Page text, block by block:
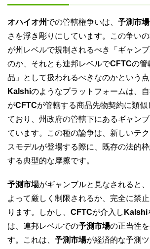
オハイオ州 での管轄権争いは、 予測市場
さを浮き彫りにしています。この争いの
が州レベルで規制されるべき「ギャン
のか、それとも連邦レベルでCFTCの管
品」として扱われるべきなのかという点
Kalshiのようなプラットフォームは、
がCFTCが管轄する商品先物契約に類似
ており、州政府の管轄下にあるギャン
ています。この種の論争は、新しいテ
スモデルが登場する際に、既存の法的
する典型的な摩擦です。
予測市場がギャンブルと見なされると
よって厳しく制限されるか、完全に禁
ります。しかし、 CFTCが介入し Kalshi
は、連邦レベルでの予測市場の正当性
す。これは、 予測市場が経済的な予測